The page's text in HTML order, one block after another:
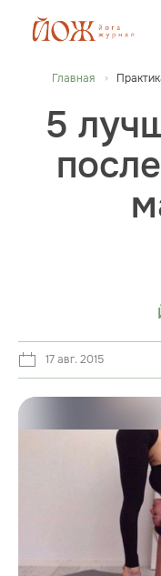
Главная
5
17 авг. 2015